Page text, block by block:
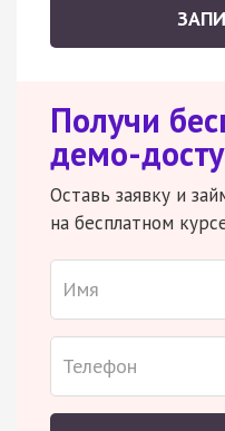
Получи
демо-
Оставь заявку и
на бесплатном